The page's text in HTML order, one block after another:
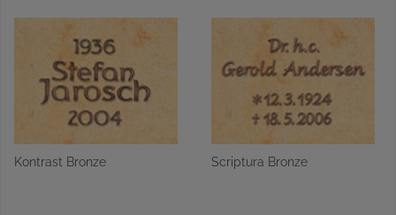
Kontrast Bronze Scriptura Bronze